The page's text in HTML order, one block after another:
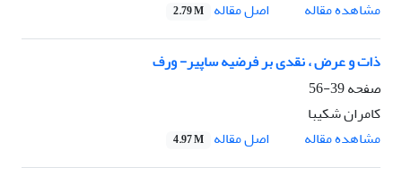
مشاهده مقاله
اصل مقاله 2.79 M
ذات و عرض ، نقدی بر فرضیه ساپیر- ورف
صفحه39-56
کامران شکیبا
مشاهده مقاله
اصل مقاله 4.97 M